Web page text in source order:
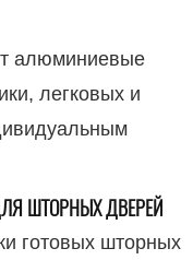
алюминиевые
легковых и
ШТОРНЫХ ДВЕРЕЙ
готовых шторных